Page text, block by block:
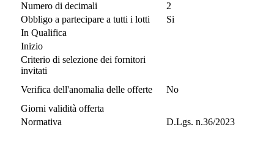
Numero di decimali
2
Obbligo a partecipare a tutti i lotti
Si
In Qualifica
Inizio
Criterio di selezione dei fornitori
invitati
Verifica dell'anomalia delle offerte
No
Giorni validità offerta
Normativa
D.Lgs. n.36/2023